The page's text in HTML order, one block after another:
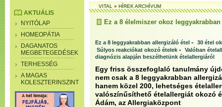
AKTUÁLIS
NYITÓLAP
HOMEOPÁTIA
DAGANATOS
MEGBETEGEDÉSEK
TERHESSÉG
A MAGAS
KOLESZTERINSZINT
VITAL»HÍREK ARCHÍVUM
Ez a 8 élelmiszer okoz
Ez a 8 leggyakrabban allergizáló étel - 30 étel
Súlyos reakciókat okozó ételek - Valóban
diagnózis alapján beszélhetünk ételallergiáról
Egy friss összefoglaló tanulmány
nem csak a 8 leggyakrabban
hanem közel 200, lehetséges
valószínűsíthető ételallergiát okozó
Ádám, az Allergiaközpont